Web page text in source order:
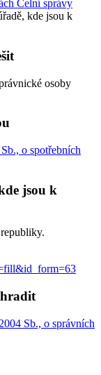
Celní správy
kde jsou k
osoby
o spotřebních
jsou k
Sb., o správních